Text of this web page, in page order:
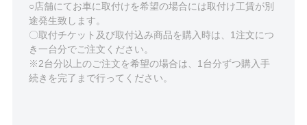
○店舗にてお車に取付けを希望の場合には取付け工賃が別
途発生致します。
〇取付チケット及び取付込み商品を購入時は、1注文につ
き一台分でご注文ください。
※2台分以上のご注文を希望の場合は、1台分ずつ購入手
続きを完了まで行ってください。